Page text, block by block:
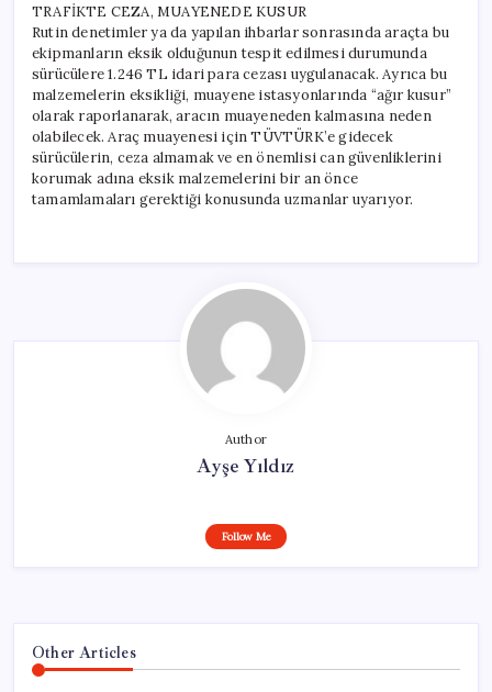
TRAFİKTE CEZA, MUAYENEDE KUSUR
Rutin denetimler ya da yapılan ihbarlar sonrasında araçta bu
ekipmanların eksik olduğunun tespit edilmesi durumunda
sürücülere 1.246 TL idari para cezası uygulanacak. Ayrıca bu
malzemelerin eksikliği, muayene istasyonlarında “ağır kusur”
olarak raporlanarak, aracın muayeneden kalmasına neden
olabilecek. Araç muayenesi için TÜVTÜRK’e gidecek
sürücülerin, ceza almamak ve en önemlisi can güvenliklerini
korumak adına eksik malzemelerini bir an önce
tamamlamaları gerektiği konusunda uzmanlar uyarıyor.
Author
Ayşe Yıldız
Follow Me
Other Articles